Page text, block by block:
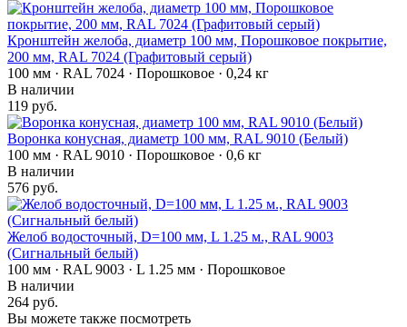
Кронштейн желоба, диаметр 100 мм, Порошковое покрытие,
200 мм, RAL 7024 (Графитовый серый)
100 мм · RAL 7024 · Порошковое · 0,24 кг
В наличии
119 руб.
Воронка конусная, диаметр 100 мм, RAL 9010 (Белый)
100 мм · RAL 9010 · Порошковое · 0,6 кг
В наличии
576 руб.
Желоб водосточный, D=100 мм, L 1.25 м., RAL 9003
(Сигнальный белый)
100 мм · RAL 9003 · L 1.25 мм · Порошковое
В наличии
264 руб.
Вы можете также посмотреть